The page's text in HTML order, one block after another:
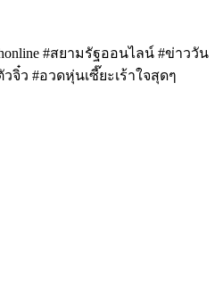
#สยามรัฐออนไลน์ #ข่าววัน
จิ๋ว #อวดหุ่นเซี๊ยะเร้าใจสุดๆ